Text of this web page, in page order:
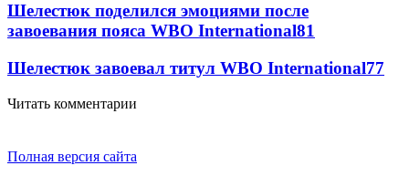
Шелестюк поделился эмоциями после
завоевания пояса WBO International81
Шелестюк завоевал титул WBO International77
Читать комментарии
Полная версия сайта